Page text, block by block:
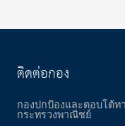
ติดต่อกอง
กองปกป้องและตอบโต้ท
กระทรวงพาณิชย์